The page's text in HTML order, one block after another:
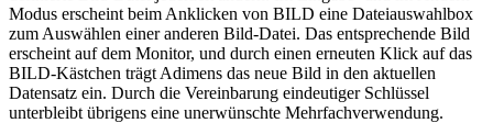
Modus erscheint beim Anklicken von BILD eine Dateiauswahlbox
zum Auswählen einer anderen Bild-Datei. Das entsprechende Bild
erscheint auf dem Monitor, und durch einen erneuten Klick auf das
BILD-Kästchen trägt Adimens das neue Bild in den aktuellen
Datensatz ein. Durch die Vereinbarung eindeutiger Schlüssel
unterbleibt übrigens eine unerwünschte Mehrfachverwendung.